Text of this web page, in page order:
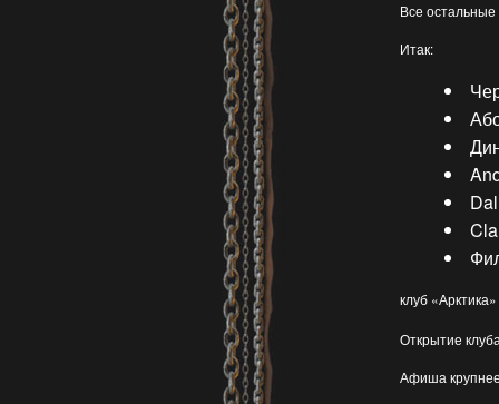
Все
Итак:
клуб
Открытие
Афиша